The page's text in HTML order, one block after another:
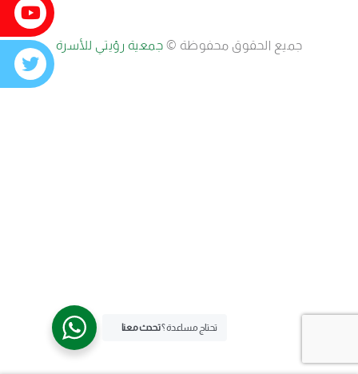
جميع الحقوق محفوظة © جمعية رؤيتي للأسرة
تحتاج مساعدة ؟تحدث معنا